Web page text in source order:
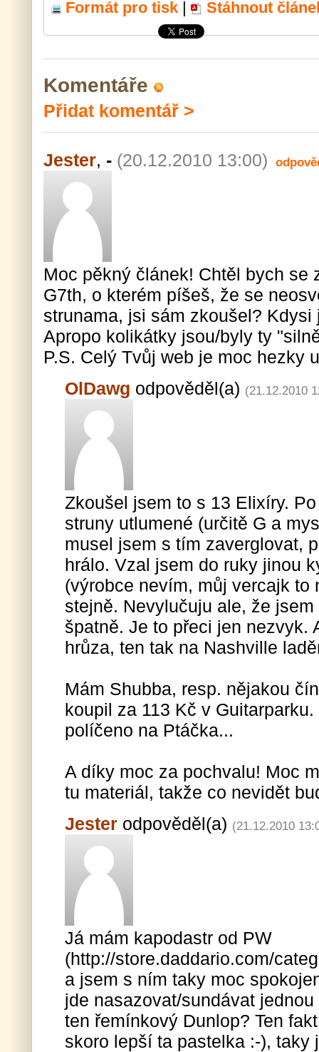
Formát pro tisk | Stáhnout
Komentáře
Přidat komentář >
Jester, - (20.12.2010 13:00)
Moc pěkný článek! Chtěl bych se
G7th, o kterém píšeš, že se
strunama, jsi sám zkoušel?
Apropo kolikátky jsou/byly ty
P.S. Celý Tvůj web je moc hezky
OlDawg odpověděl(a) (21.12.2010
Zkoušel jsem to s 13 Elixíry.
struny utlumené (určitě G a
musel jsem s tím zaverglovat,
hrálo. Vzal jsem do ruky jinou
(výrobce nevím, můj vercajk to
stejně. Nevylučuju ale, že
špatně. Je to přeci jen nezvyk.
hrůza, ten tak na Nashville
Mám Shubba, resp. nějakou
koupil za 113 Kč v
políčeno na Ptáčka...
A díky moc za pochvalu! Moc
tu materiál, takže co nevidět
Jester odpověděl(a) (21.12.2010
Já mám kapodastr od PW
(http://store.daddario.com/
a jsem s ním taky moc
jde nasazovat/sundávat
ten řemínkový Dunlop? Ten
skoro lepší ta pastelka :-), taky